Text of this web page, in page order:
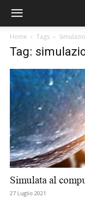
Home Tags
Tag:
Simulata al
27 Luglio 2021